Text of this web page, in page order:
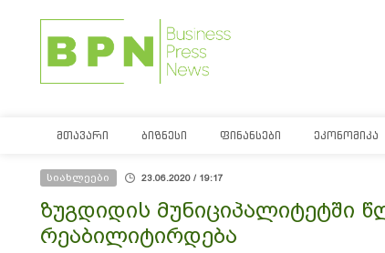
ᲛᲗᲐᲕᲐᲠᲘ ᲑᲘᲖᲜᲔᲡᲘ ᲤᲘᲜᲐᲜᲡᲔᲑᲘ ᲔᲙᲝᲜᲝᲛᲘᲙᲐ
სიახლეები 23.06.2020 / 19:17
ზუგდიდის მუნიციპალიტეტში
რეაბილიტირდება